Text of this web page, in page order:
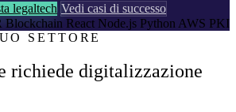
legaltech Vedi casi di successo
Blockchain React Node.js Python AWS PKI
SETTORE
richiede digitalizzazione